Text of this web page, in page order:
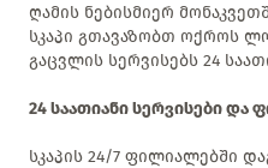
ღამის ნებისმიერ
სკაპი გთავაზობთ ოქროს
გაცვლის სერვისებს 24
24 საათიანი სერვისები და
სკაპის 24/7 ფილიალებში